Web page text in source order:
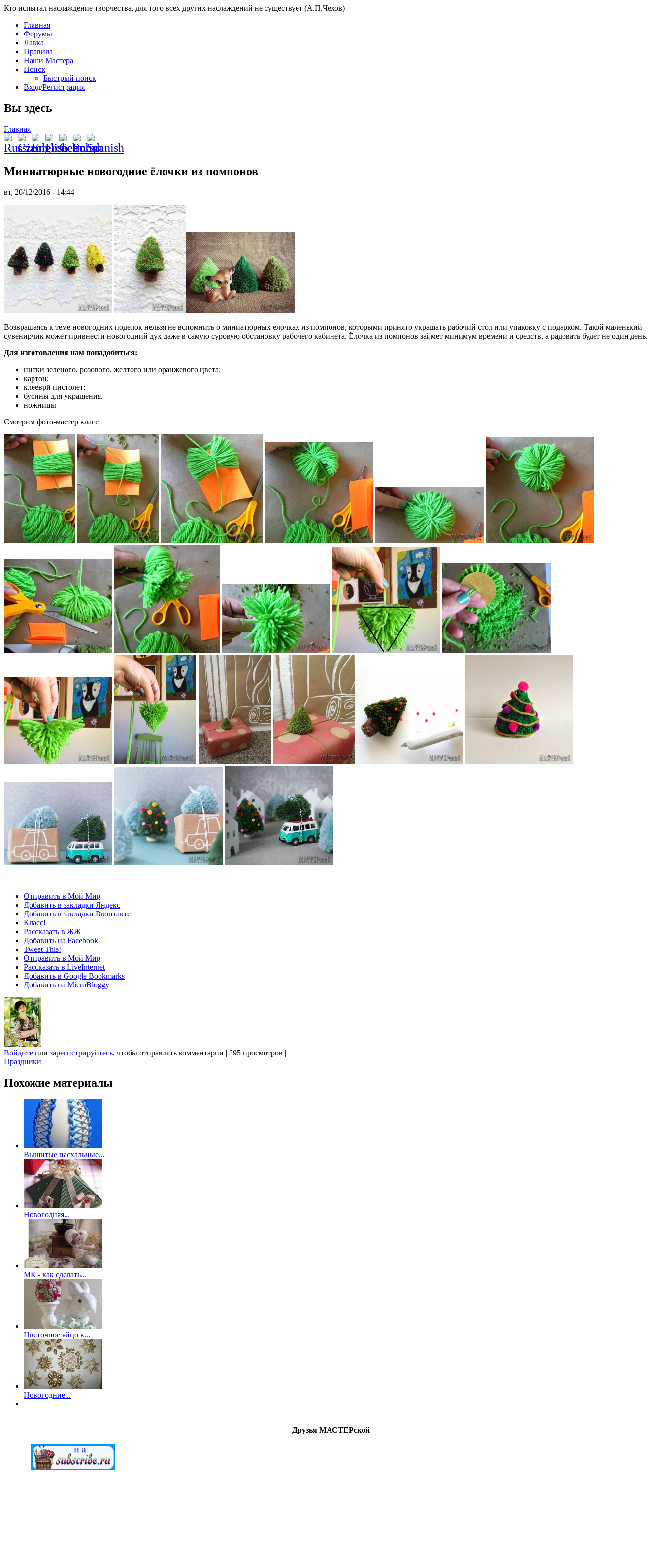
Кто испытал наслаждение творчества, для того всех других наслаждений не существует (А.П.Чехов)
Главная
Форумы
Лавка
Правила
Наши Мастера
Поиск
Быстрый поиск
Вход/Регистрация
Вы здесь
Главная
Миниатюрные новогодние ёлочки из помпонов
вт, 20/12/2016 - 14:44
Возвращаясь к теме новогодних поделок нельзя не вспомнить о миниатюрных елочках из помпонов, которыми принято украшать рабочий стол или упаковку с подарком. Такой маленький
сувенирчик может привнести новогодний дух даже в самую суровую обстановку рабочего кабинета. Ёлочка из помпонов займет минимум времени и средств, а радовать будет не один день.
Для изготовления нам понадобиться:
нитки зеленого, розового, желтого или оранжевого цвета;
картон;
клееврй пистолет;
бусины для украшения.
ножницы
Смотрим фото-мастер класс
Отправить в Мой Мир
Добавить в закладки Яндекс
Добавить в закладки Вконтакте
Класс!
Рассказать в ЖЖ
Добавить на Facebook
Tweet This!
Отправить в Мой Мир
Рассказать в LiveInternet
Добавить в Google Bookmarks
Добавить на MicroBloggy
Войдите или зарегистрируйтесь, чтобы отправлять комментарии | 395 просмотров |
Праздники
Похожие материалы
Вышитые пасхальные...
Новогодняя...
МК - как сделать...
Цветочное яйцо к...
Новогодние...
Друзья МАСТЕРской